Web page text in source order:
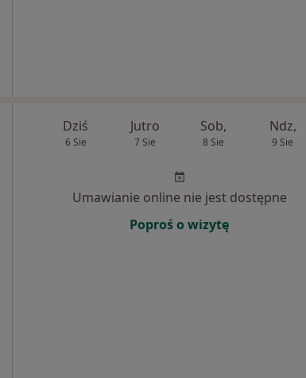
Dziś
6 Sie
Jutro
7 Sie
Sob,
8 Sie
Ndz,
9 Sie
Umawianie online nie jest dostępne
Poproś o wizytę